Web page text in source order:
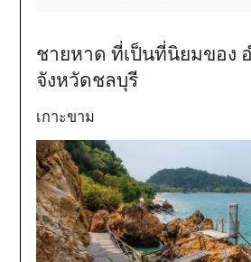
ชายหาด ที่เป็นที่นิยมของ
จังหวัดชลบุรี
เกาะขาม